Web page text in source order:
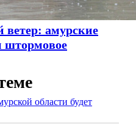
амурские
штормовое
области будет